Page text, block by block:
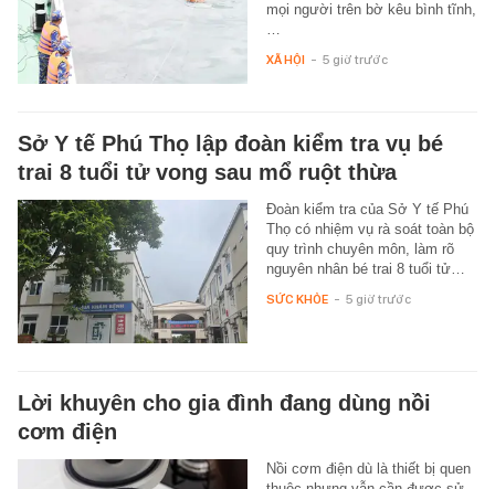
mọi người trên bờ kêu bình tĩnh,
…
XÃ HỘI - 5 giờ trước
Sở Y tế Phú Thọ lập đoàn kiểm tra vụ bé
trai 8 tuổi tử vong sau mổ ruột thừa
Đoàn kiểm tra của Sở Y tế Phú
Thọ có nhiệm vụ rà soát toàn bộ
quy trình chuyên môn, làm rõ
nguyên nhân bé trai 8 tuổi tử…
SỨC KHỎE - 5 giờ trước
Lời khuyên cho gia đình đang dùng nồi
cơm điện
Nồi cơm điện dù là thiết bị quen